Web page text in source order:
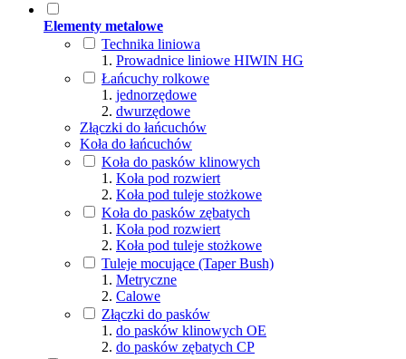
Elementy metalowe
Technika liniowa
Prowadnice liniowe HIWIN HG
Łańcuchy rolkowe
jednorzędowe
dwurzędowe
Złączki do łańcuchów
Koła do łańcuchów
Koła do pasków klinowych
Koła pod rozwiert
Koła pod tuleje stożkowe
Koła do pasków zębatych
Koła pod rozwiert
Koła pod tuleje stożkowe
Tuleje mocujące (Taper Bush)
Metryczne
Calowe
Złączki do pasków
do pasków klinowych OE
do pasków zębatych CP